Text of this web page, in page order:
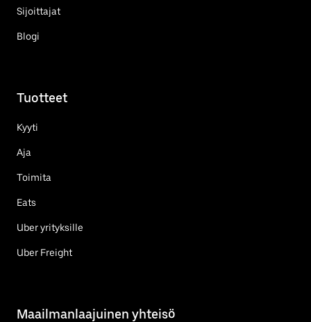
Sijoittajat
Blogi
Tuotteet
Kyyti
Aja
Toimita
Eats
Uber yrityksille
Uber Freight
Maailmanlaajuinen yhteisö